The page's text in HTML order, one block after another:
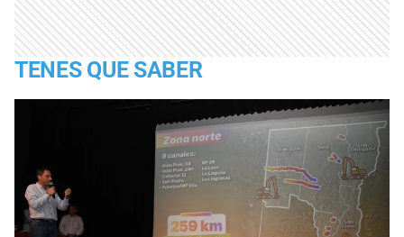
TENES QUE SABER